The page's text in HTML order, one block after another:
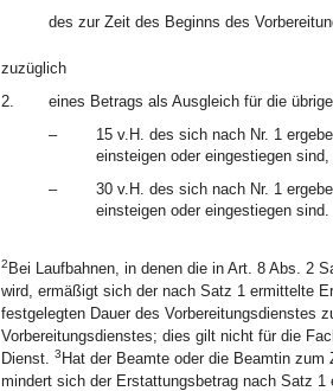
des zur Zeit des Beginns des
zuzüglich
2.
eines Betrags als Ausgleich für die
–
15 v.H. des sich nach Nr. 1
einsteigen oder eingestiegen sind,
–
30 v.H. des sich nach Nr. 1
einsteigen oder eingestiegen sind.
2 Bei Laufbahnen, in denen die in Art. 8 Abs. 2
wird, ermäßigt sich der nach Satz 1 ermittelte
festgelegten Dauer des Vorbereitungsdienstes
Vorbereitungsdienstes; dies gilt nicht für die
Dienst. 3 Hat der Beamte oder die Beamtin
mindert sich der Erstattungsbetrag nach Satz 1